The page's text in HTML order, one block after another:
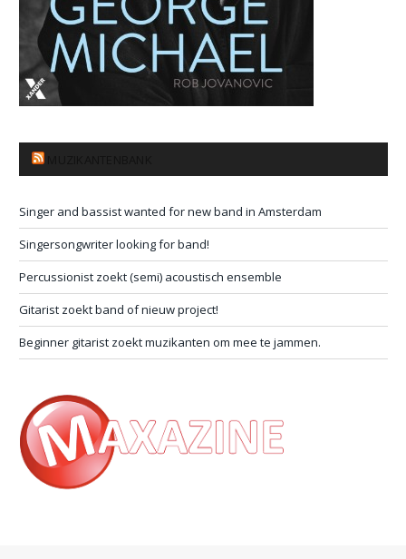
Singer and bassist wanted for new band in Amsterdam
Singersongwriter looking for band!
Percussionist zoekt (semi) acoustisch ensemble
Gitarist zoekt band of nieuw project!
Beginner gitarist zoekt muzikanten om mee te jammen.